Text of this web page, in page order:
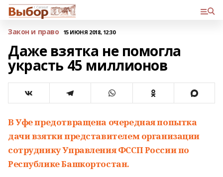
Закон и право 15 ИЮНЯ 2018, 12:30
Даже взятка не помогла
украсть 45 миллионов
В Уфе предотвращена очередная попытка
дачи взятки представителем организации
сотруднику Управления ФССП России по
Республике Башкортостан.